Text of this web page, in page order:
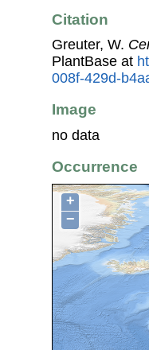
Citation
Greuter, W.
PlantBase at
008f-429d-
Image
no data
Occurrence
+
−